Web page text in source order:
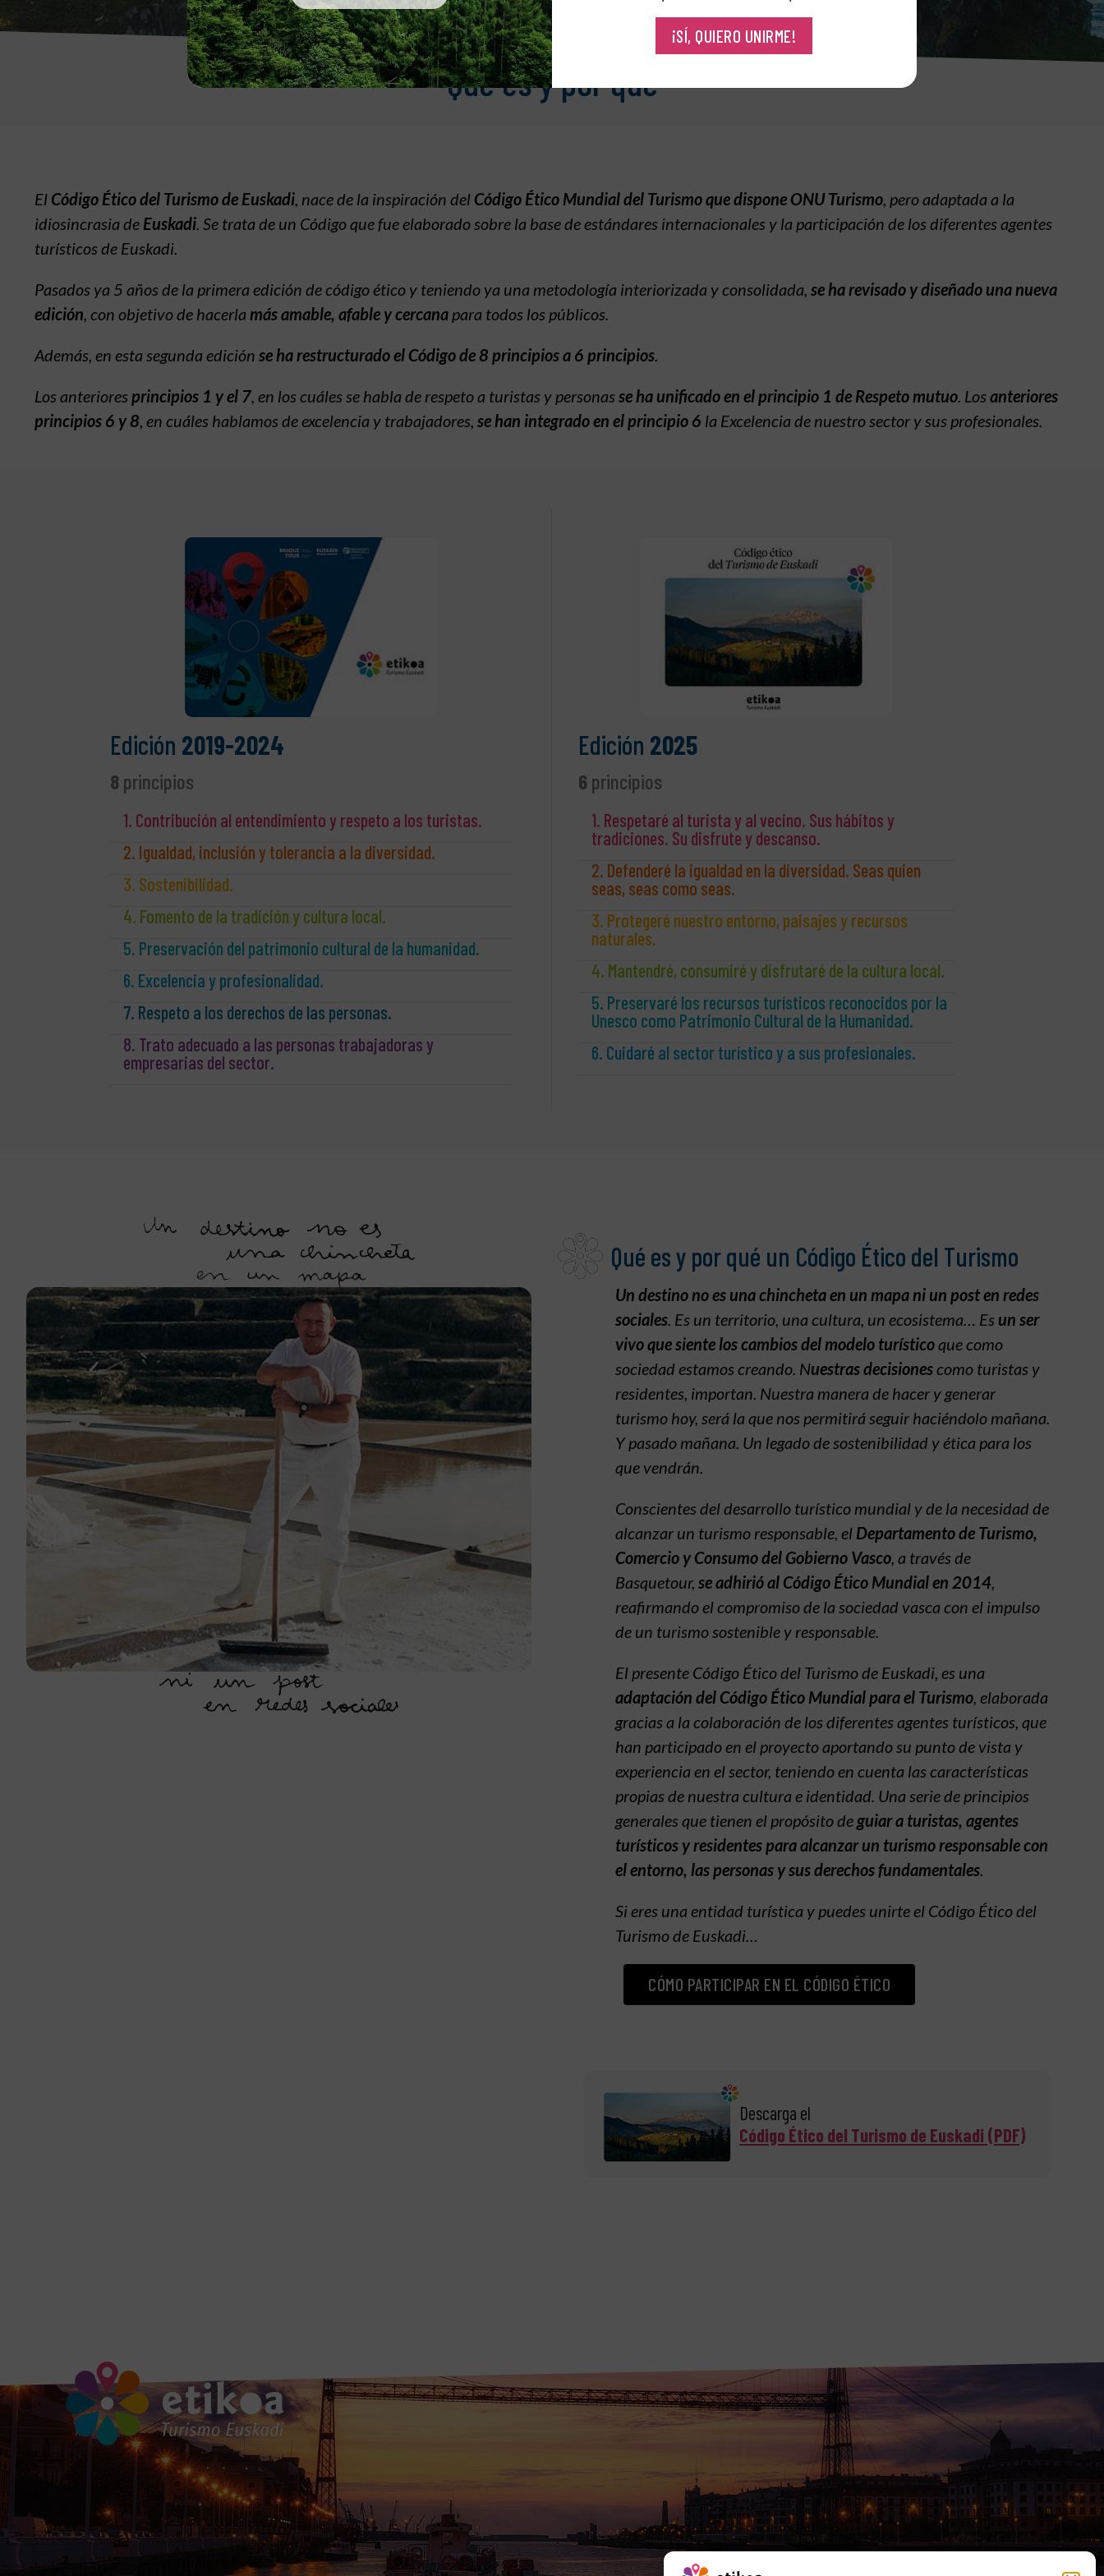
Qué es y por qué
El Código Ético del Turismo de Euskadi, nace de la inspiración del Código Ético Mundial del Turismo que dispone ONU Turismo, pero adaptada a la
idiosincrasia de Euskadi. Se trata de un Código que fue elaborado sobre la base de estándares internacionales y la participación de los diferentes agentes
turísticos de Euskadi.
Pasados ya 5 años de la primera edición de código ético y teniendo ya una metodología interiorizada y consolidada, se ha revisado y diseñado una nueva
edición, con objetivo de hacerla más amable, afable y cercana para todos los públicos.
Además, en esta segunda edición se ha restructurado el Código de 8 principios a 6 principios.
Los anteriores principios 1 y el 7, en los cuáles se habla de respeto a turistas y personasse ha unificado en el principio 1 de Respeto mutuo. Losanteriores
principios 6 y 8, en cuáles hablamos de excelencia y trabajadores, se han integrado en el principio 6 la Excelencia de nuestro sector y sus profesionales.
Edición 2019-2024
8 principios
1. Contribución al entendimiento y respeto a los turistas.
2. Igualdad, inclusión y tolerancia a la diversidad.
3. Sostenibilidad.
4. Fomento de la tradición y cultura local.
5. Preservación del patrimonio cultural de la humanidad.
6. Excelencia y profesionalidad.
7. Respeto a los derechos de las personas.
8. Trato adecuado a las personas trabajadoras y
empresarias del sector.
Edición 2025
6principios
1. Respetaré al turista y al vecino. Sus hábitos y
tradiciones. Su disfrute y descanso.
2. Defenderé la igualdad en la diversidad. Seas quien
seas, seas como seas.
3. Protegeré nuestro entorno, paisajes y recursos
naturales.
4. Mantendré, consumiré y disfrutaré de la cultura local.
5. Preservaré los recursos turísticos reconocidos por la
Unesco como Patrimonio Cultural de la Humanidad.
6. Cuidaré al sector turístico y a sus profesionales.
Qué es y por qué un Código Ético del Turismo
Un destino no es una chincheta en un mapa ni un post en redes
sociales . Es un territorio, una cultura, un ecosistema… Es un ser
vivo que siente los cambios del modelo turísticoque como
sociedad estamos creando. Nuestras decisionescomo turistas y
residentes, importan. Nuestra manera de hacer y generar
turismo hoy, será la que nos permitirá seguir haciéndolo mañana.
Y pasado mañana. Un legado de sostenibilidad y ética para los
que vendrán.
Conscientes del desarrollo turístico mundial y de la necesidad de
alcanzar un turismo responsable, el Departamento de Turismo,
Comercio y Consumo del Gobierno Vasco , a través de
Basquetour,se adhirió al Código Ético Mundial en 2014
reafirmando el compromiso de la sociedad vasca con el impulso
de un turismo sostenible y responsable.
El presente Código Ético del Turismo de Euskadi, es una
adaptación del Código Ético Mundial para el Turismo , elaborada
gracias a la colaboración de los diferentes agentes turísticos, que
han participado en el proyecto aportando su punto de vista y
experiencia en el sector, teniendo en cuenta las características
propias de nuestra cultura e identidad. Una serie de principios
generales que tienen el propósito de guiar a turistas, agentes
turísticos y residentes para alcanzar un turismo responsable con
el entorno, las personas y sus derechos fundamentales
Si eres una entidad turística y puedes unirte el Código Ético del
Turismo de Euskadi…
CÓMO PARTICIPAR EN EL CÓDIGO ÉTICO
Descarga el
Código Ético del Turismo de Euskadi (PDF)
¡SÍ, QUIERO UNIRME!